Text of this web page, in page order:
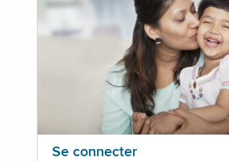
Se connecter